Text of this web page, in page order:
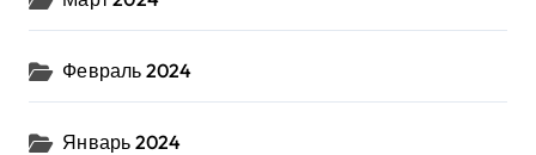
Февраль 2024
Январь 2024